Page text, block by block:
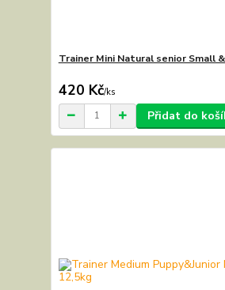
Trainer Mini Natural senior Small
420 Kč/ks
Přidat do